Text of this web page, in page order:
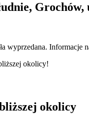
wyprzedana. Informacje
okolicy!
okolicy